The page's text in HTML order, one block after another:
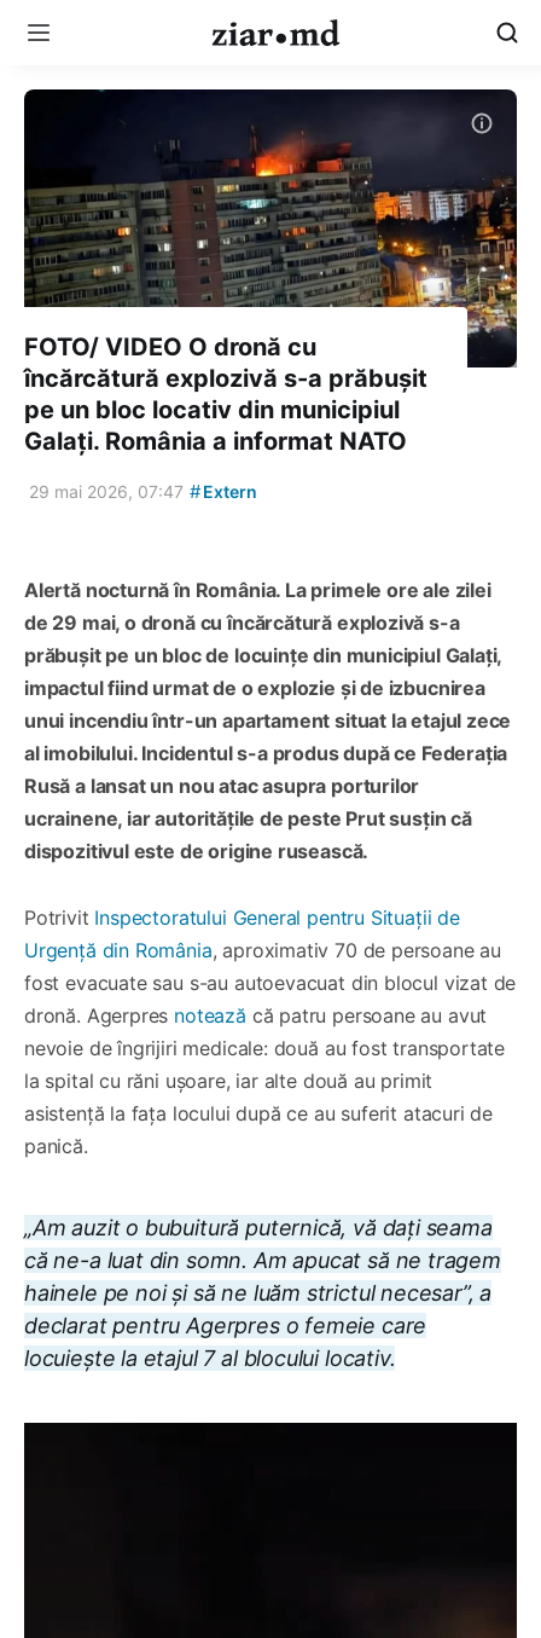
FOTO/ VIDEO O dronă cu
încărcătură explozivă s-a prăbușit
pe un bloc locativ din municipiul
Galați. România a informat NATO
29 mai 2026, 07:47 #Extern
Alertă nocturnă în România. La primele ore ale zilei
de 29 mai, o dronă cu încărcătură explozivă s-a
prăbușit pe un bloc de locuințe din municipiul Galați,
impactul fiind urmat de o explozie și de izbucnirea
unui incendiu într-un apartament situat la etajul zece
al imobilului. Incidentul s-a produs după ce Federația
Rusă a lansat un nou atac asupra porturilor
ucrainene, iar autoritățile de peste Prut susțin că
dispozitivul este de origine rusească.
Potrivit Inspectoratului General pentru Situații de
Urgență din România, aproximativ 70 de persoane au
fost evacuate sau s-au autoevacuat din blocul vizat de
dronă. Agerpres notează că patru persoane au avut
nevoie de îngrijiri medicale: două au fost transportate
la spital cu răni ușoare, iar alte două au primit
asistență la fața locului după ce au suferit atacuri de
panică.
„Am auzit o bubuitură puternică, vă dați seama
că ne-a luat din somn. Am apucat să ne tragem
hainele pe noi și să ne luăm strictul necesar”, a
declarat pentru Agerpres o femeie care
locuiește la etajul 7 al blocului locativ.